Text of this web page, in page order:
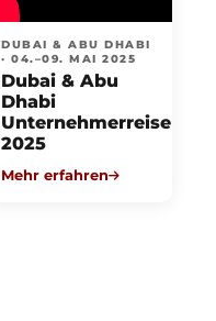
DUBAI & ABU DHABI
· 04.–09. MAI 2025
Dubai & Abu
Dhabi
Unternehmerreise
2025
Mehr erfahren